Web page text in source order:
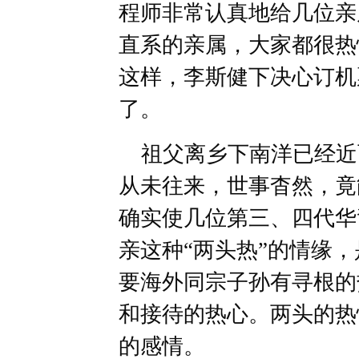
程师非常认真地给几位
直系的亲属，大家都很
这样，李斯健下决心订
了。
祖父离乡下南洋已经
从未往来，世事杳然，
确实使几位第三、四代
亲这种“两头热”的情缘
要海外同宗子孙有寻根
和接待的热心。两头的
的感情。